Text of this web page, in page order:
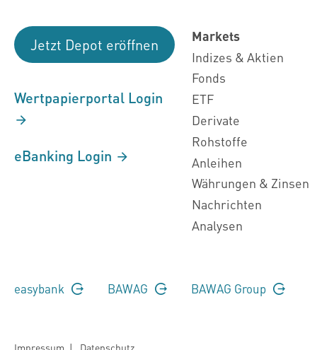
Jetzt Depot eröffnen
Wertpapierportal Login
eBanking Login
Markets
Indizes & Aktien
Fonds
ETF
Derivate
Rohstoffe
Anleihen
Währungen & Zinsen
Nachrichten
Analysen
easybank BAWAG BAWAG Group
Impressum | Datenschutz